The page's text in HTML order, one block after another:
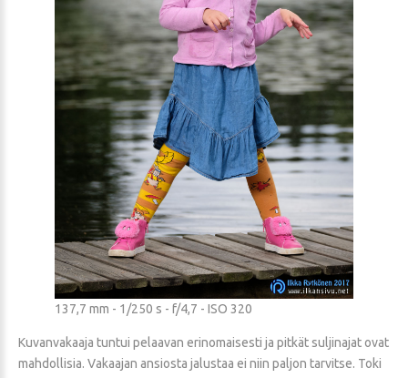
137,7 mm - 1/250 s - f/4,7 - ISO 320
Kuvanvakaaja tuntui pelaavan erinomaisesti ja pitkät suljinajat ovat
mahdollisia. Vakaajan ansiosta jalustaa ei niin paljon tarvitse. Toki